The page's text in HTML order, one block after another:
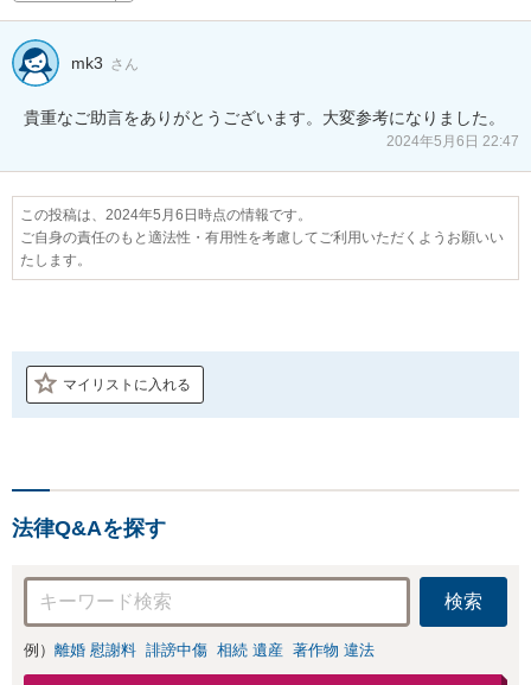
mk3 さん
貴重なご助言をありがとうございます。大変参考になりました。
2024年5月6日 22:47
この投稿は、2024年5月6日時点の情報です。
ご自身の責任のもと適法性・有用性を考慮してご利用いただくようお願いい
たします。
マイリストに入れる
法律Q&Aを探す
検索
例） 離婚 慰謝料 誹謗中傷 相続 遺産 著作物 違法